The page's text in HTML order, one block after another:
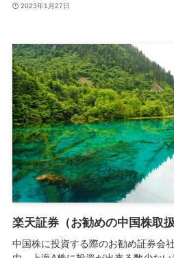
2023年1月27日
楽天証券（お勧めの中国株取扱
中国株に投資する際のお勧め証券会